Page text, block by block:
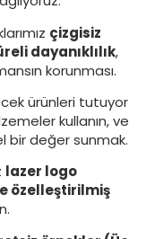
çizgisiz
dayanıklılık,
korunması.
ürünleri tutuyor
kullanın, ve
bir değer sunmak.
lazer logo
özelleştirilmiş